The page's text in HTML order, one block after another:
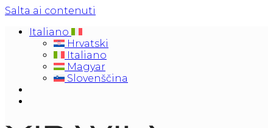
Salta ai contenuti
Italiano
Hrvatski
Italiano
Magyar
Slovenščina